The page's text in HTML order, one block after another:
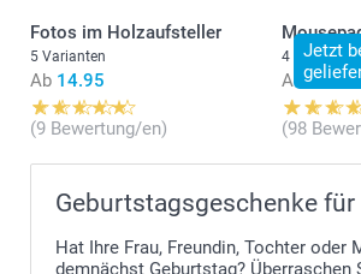
Fotos im Holzaufsteller
5 Varianten
Ab 14.95
(9 Bewertung/en)
Jetzt
4 Varianten
Ab 14.95
(98
Geburtstagsgeschenke für
Hat Ihre Frau, Freundin, Tochter oder
demnächst Geburtstag? Überraschen